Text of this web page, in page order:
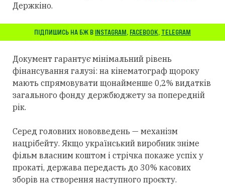
Держкіно.
ПІДПИШИСЬ НА БЖ В INSTAGRAM, FACEBOOK, TELEGRAM
Документ гарантує мінімальний рівень
фінансування галузі: на кінематограф щороку
мають спрямовувати щонайменше 0,2% видатків
загального фонду держбюджету за попередній
рік.
Серед головних нововведень — механізм
нацрібейту. Якщо український виробник зніме
фільм власним коштом і стрічка покаже успіх у
прокаті, держава передасть до 30% касових
зборів на створення наступного проєкту.